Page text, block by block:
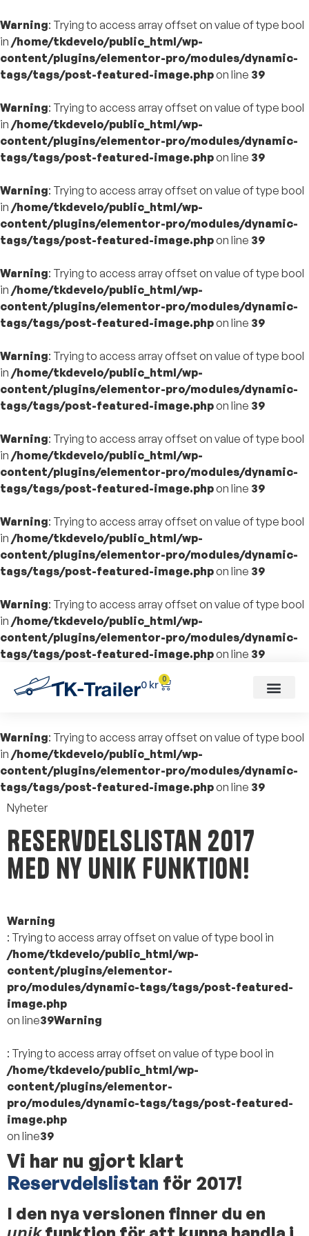
Warning: Trying to access array offset on value of type bool
in /home/tkdevelo/public_html/wp-
content/plugins/elementor-pro/modules/dynamic-
tags/tags/post-featured-image.phpon line 39
Warning: Trying to access array offset on value of type bool
in /home/tkdevelo/public_html/wp-
content/plugins/elementor-pro/modules/dynamic-
tags/tags/post-featured-image.phpon line 39
Warning: Trying to access array offset on value of type bool
in /home/tkdevelo/public_html/wp-
content/plugins/elementor-pro/modules/dynamic-
tags/tags/post-featured-image.phpon line 39
Warning: Trying to access array offset on value of type bool
in /home/tkdevelo/public_html/wp-
content/plugins/elementor-pro/modules/dynamic-
tags/tags/post-featured-image.phpon line 39
Warning: Trying to access array offset on value of type bool
in /home/tkdevelo/public_html/wp-
content/plugins/elementor-pro/modules/dynamic-
tags/tags/post-featured-image.phpon line 39
Warning: Trying to access array offset on value of type bool
in /home/tkdevelo/public_html/wp-
content/plugins/elementor-pro/modules/dynamic-
tags/tags/post-featured-image.phpon line 39
Warning: Trying to access array offset on value of type bool
in /home/tkdevelo/public_html/wp-
content/plugins/elementor-pro/modules/dynamic-
tags/tags/post-featured-image.phpon line 39
Warning: Trying to access array offset on value of type bool
in /home/tkdevelo/public_html/wp-
content/plugins/elementor-pro/modules/dynamic-
tags/tags/post-featured-image.phpon line 39
0 kr 0
Warning: Trying to access array offset on value of type bool
in /home/tkdevelo/public_html/wp-
content/plugins/elementor-pro/modules/dynamic-
tags/tags/post-featured-image.phpon line 39
Nyheter
Reservdelslistan 2017
med ny unik funktion!
Warning
: Trying to access array offset on value of type bool in
/home/tkdevelo/public_html/wp-
content/plugins/elementor-
pro/modules/dynamic-tags/tags/post-featured-
image.php
on line39Warning
: Trying to access array offset on value of type bool in
/home/tkdevelo/public_html/wp-
content/plugins/elementor-
pro/modules/dynamic-tags/tags/post-featured-
image.php
on line39
Vi har nu gjort klart
Reservdelslistan för 2017!
I den nya versionen finner du en